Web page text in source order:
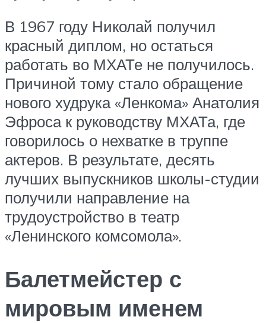
В 1967 году Николай получил
красный диплом, но остаться
работать во МХАТе не получилось.
Причиной тому стало обращение
нового худрука «Ленкома» Анатолия
Эфроса к руководству МХАТа, где
говорилось о нехватке в труппе
актеров. В результате, десять
лучших выпускников школы-студии
получили направление на
трудоустройство в театр
«Ленинского комсомола».
Балетмейстер с
мировым именем